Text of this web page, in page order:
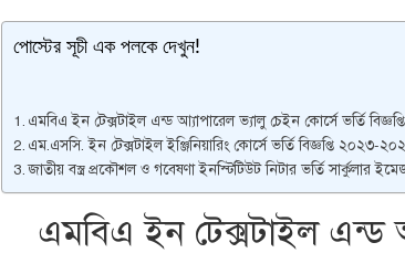
পোস্টের সূচী এক পলকে দেখুন!
এমবিএ ইন টেক্সটাইল এন্ড আ্যাপারেল ভ্যালু চেইন কোর্সে ভর্তি
এম.এসসি. ইন টেক্সটাইল ইঞ্জিনিয়ারিং কোর্সে ভর্তি বিজ্ঞপ্তি ২০২৩-
জাতীয় বস্ত্র প্রকৌশল ও গবেষণা ইনস্টিটিউট নিটার ভর্তি সার্কুলার
এমবিএ ইন টেক্সটাইল এন্ড